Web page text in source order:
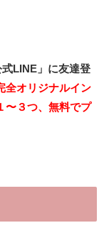
LINE」に友達登
全オリジナルイン
〜３つ、無料でプ